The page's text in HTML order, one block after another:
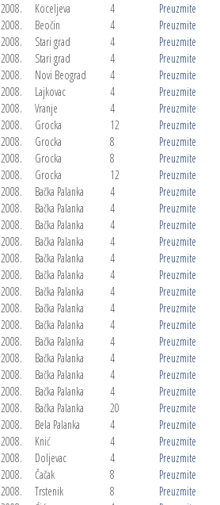
2008. Koceljeva 4
Preuzmite
2008. Beočin 4
Preuzmite
2008. Stari grad 4
Preuzmite
2008. Stari grad 4
Preuzmite
2008. Novi Beograd 4
Preuzmite
2008. Lajkovac 4
Preuzmite
2008. Vranje 4
Preuzmite
2008. Grocka 12
Preuzmite
2008. Grocka 8
Preuzmite
2008. Grocka 8
Preuzmite
2008. Grocka 12
Preuzmite
2008. Bačka Palanka 4
Preuzmite
2008. Bačka Palanka 4
Preuzmite
2008. Bačka Palanka 4
Preuzmite
2008. Bačka Palanka 4
Preuzmite
2008. Bačka Palanka 4
Preuzmite
2008. Bačka Palanka 4
Preuzmite
2008. Bačka Palanka 4
Preuzmite
2008. Bačka Palanka 4
Preuzmite
2008. Bačka Palanka 4
Preuzmite
2008. Bačka Palanka 4
Preuzmite
2008. Bačka Palanka 4
Preuzmite
2008. Bačka Palanka 4
Preuzmite
2008. Bačka Palanka 4
Preuzmite
2008. Bačka Palanka 20
Preuzmite
2008. Bela Palanka 4
Preuzmite
2008. Knić 4
Preuzmite
2008. Doljevac 4
Preuzmite
2008. Čačak 8
Preuzmite
2008. Trstenik 8
Preuzmite